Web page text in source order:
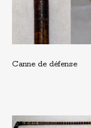
Canne de défense